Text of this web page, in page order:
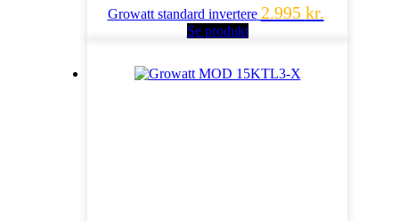
Growatt standard invertere 2.995 kr.
Se produkt